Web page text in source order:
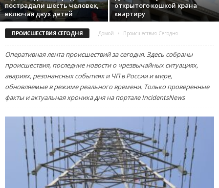
пострадали шесть человек,
включая двух детей
открытого кошкой крана
квартиру
ПРОИСШЕСТВИЯ СЕГОДНЯ Домой Происшествия Сегодня
Оперативная лента происшествий за сегодня. Здесь собраны
происшествия, последние новости о чрезвычайных ситуациях,
авариях, резонансных событиях и ЧП в России и мире,
обновляемые в режиме реального времени. Только проверенные
факты и актуальная хроника дня на портале IncidentsNews